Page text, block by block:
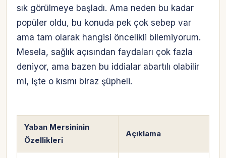
sık görülmeye başladı. Ama neden bu kadar
popüler oldu, bu konuda pek çok sebep var
ama tam olarak hangisi öncelikli bilemiyorum.
Mesela, sağlık açısından faydaları çok fazla
deniyor, ama bazen bu iddialar abartılı olabilir
mi, işte o kısmı biraz şüpheli.
Yaban Mersininin
Özellikleri
Açıklama